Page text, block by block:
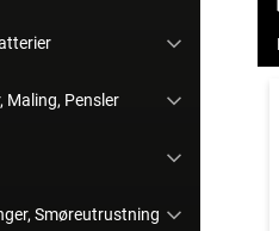
Maling, Pensler
Smøreutrustning